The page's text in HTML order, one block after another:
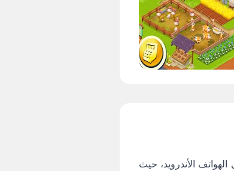
الأندرويد، حيث